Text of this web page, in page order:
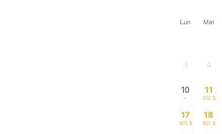
Lun Mar
3 4
10
-
11
312 $
17
401 $
18
401 $